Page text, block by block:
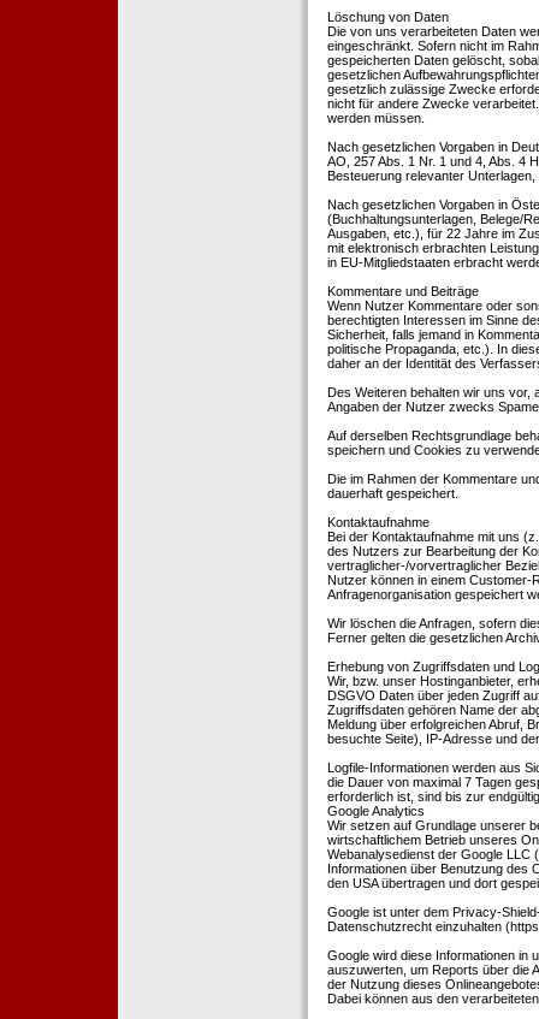
Löschung von Daten
Die von uns verarbeiteten Daten
eingeschränkt. Sofern nicht im
gespeicherten Daten gelöscht,
gesetzlichen
gesetzlich zulässige Zwecke
nicht für andere Zwecke
werden müssen.
Nach gesetzlichen Vorgaben in
AO, 257 Abs. 1 Nr. 1 und 4, Abs. 4
Besteuerung relevanter
Nach gesetzlichen Vorgaben in
(Buchhaltungsunterlagen, Belege/
Ausgaben, etc.), für 22 Jahre im
mit elektronisch erbrachten
in EU-Mitgliedstaaten erbracht
Kommentare und Beiträge
Wenn Nutzer Kommentare oder
berechtigten Interessen im Sinne
Sicherheit, falls jemand in
politische Propaganda, etc.). In
daher an der Identität des
Des Weiteren behalten wir uns vor,
Angaben der Nutzer zwecks
Auf derselben Rechtsgrundlage
speichern und Cookies zu
Die im Rahmen der Kommentare
dauerhaft gespeichert.
Kontaktaufnahme
Bei der Kontaktaufnahme mit uns
des Nutzers zur Bearbeitung der
vertraglicher-/vorvertraglicher
Nutzer können in einem Customer-
Anfragenorganisation gespeichert
Wir löschen die Anfragen, sofern
Ferner gelten die gesetzlichen
Erhebung von Zugriffsdaten und
Wir, bzw. unser Hostinganbieter,
DSGVO Daten über jeden Zugriff
Zugriffsdaten gehören Name der
Meldung über erfolgreichen Abruf,
besuchte Seite), IP-Adresse und
Logfile-Informationen werden aus
die Dauer von maximal 7 Tagen
erforderlich ist, sind bis zur
Google Analytics
Wir setzen auf Grundlage unserer
wirtschaftlichem Betrieb unseres
Webanalysedienst der Google LLC
Informationen über Benutzung des
den USA übertragen und dort
Google ist unter dem Privacy-
Datenschutzrecht einzuhalten
Google wird diese Informationen in
auszuwerten, um Reports über die
der Nutzung dieses
Dabei können aus den